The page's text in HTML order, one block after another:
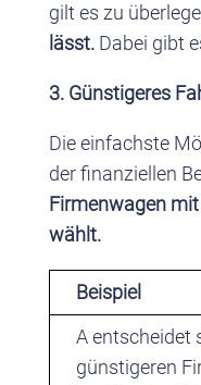
gilt es zu
lässt.Dabei gibt
3. Günstigeres
Die einfachste
der finanziellen
Firmenwagen
wählt.
Beispiel
A entscheidet
günstigeren